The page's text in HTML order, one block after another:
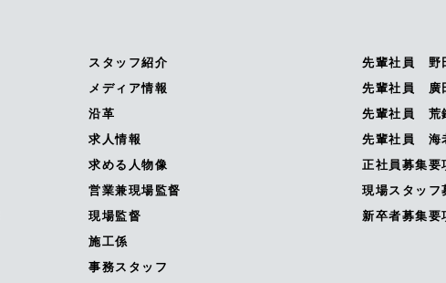
スタッフ紹介
メディア情報
沿革
求人情報
求める人物像
営業兼現場監督
現場監督
施工係
事務スタッフ
先輩社員 野
先輩社員 廣
先輩社員 荒
先輩社員 海
正社員募集要
現場スタッフ
新卒者募集要